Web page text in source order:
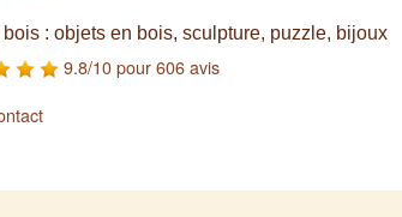
: objets en bois, sculpture, puzzle, bijoux
9.8/10 pour 606 avis